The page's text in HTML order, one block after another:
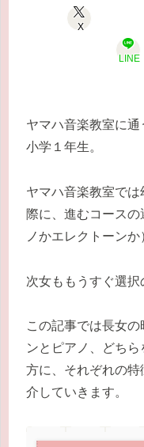
X
LINE
ヤマハ音楽教室に
小学１年生。
ヤマハ音楽教室で
際に、進むコース
ノかエレクトーンか
次女ももうすぐ選
この記事では長女
ンとピアノ、どち
方に、それぞれの
介していきます。